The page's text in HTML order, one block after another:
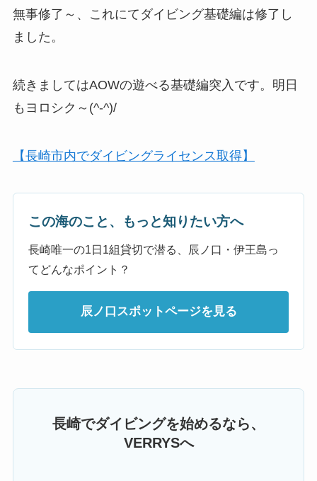
無事修了～、これにてダイビング基礎編は修了し
ました。
続きましてはAOWの遊べる基礎編突入です。明日
もヨロシク～(^-^)/
【長崎市内でダイビングライセンス取得】
この海のこと、もっと知りたい方へ
長崎唯一の1日1組貸切で潜る、辰ノ口・伊王島っ
てどんなポイント？
辰ノ口スポットページを見る
長崎でダイビングを始めるなら、
VERRYSへ